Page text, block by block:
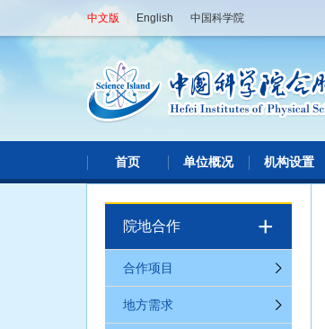
中文版 English 中国科学院
首页 单位概况 机构设置
院地合作 +
合作项目
地方需求